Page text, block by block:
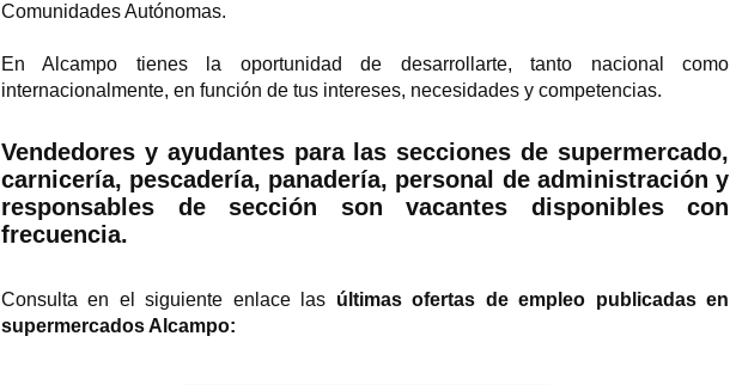
Comunidades Autónomas.
En Alcampo tienes la oportunidad de desarrollarte, tanto nacional como
internacionalmente, en función de tus intereses, necesidades y competencias.
Vendedores y ayudantes para las secciones de supermercado,
carnicería, pescadería, panadería, personal de administración y
responsables de sección son vacantes disponibles con
frecuencia.
Consulta en el siguiente enlace las últimas ofertas de empleo publicadas en
supermercados Alcampo: